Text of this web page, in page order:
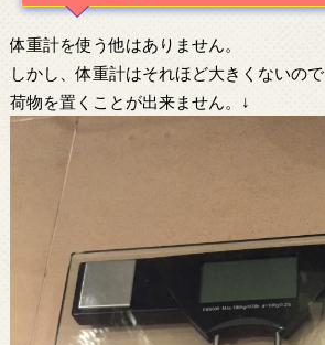
体重計を使う他はありません。
しかし、体重計はそれほど大きくないので
荷物を置くことが出来ません。↓